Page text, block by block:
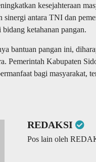
kesejahteraan
sinergi antara TNI dan
ketahanan pangan.
bantuan pangan ini,
Pemerintah Kabupaten
bagi masyarakat,
REDAKSI
Pos lain oleh